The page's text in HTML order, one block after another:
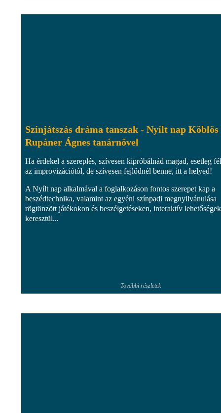
Színjátszás dráma tanszak - Nyílt nap Köblös
Rupáner Ágnes tanárnővel
Ha érdekel a szereplés, szívesen kipróbálnád magad, esetleg
az improvizációtól, de szívesen fejlődnél benne, itt a helyed!
A Nyílt nap alkalmával a foglalkozáson fontos szerepet kap a
beszédtechnika, valamint az egyéni színpadi megnyilvánulása
rögtönzött játékokon és beszélgetéseken, interaktív
keresztül...
További részletek